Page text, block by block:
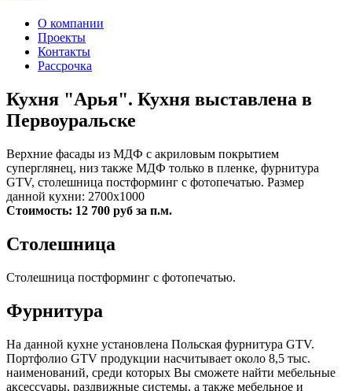
О компании
Проекты
Контакты
Рассрочка
Кухня "Арья". Кухня выставлена в
Первоуральске
Верхние фасады из МДФ с акриловым покрытием
суперглянец, низ также МДФ только в пленке, фурнитура
GTV, столешница постформинг с фотопечатью. Размер
данной кухни: 2700х1000
Стоимость: 12 700 руб за п.м.
Столешница
Столешница постформинг с фотопечатью.
Фурнитура
На данной кухне установлена Польская фурнитура GTV.
Портфолио GTV продукции насчитывает около 8,5 тыс.
наименований, среди которых Вы сможете найти мебельные
аксессуары, раздвижные системы, а также мебельное и